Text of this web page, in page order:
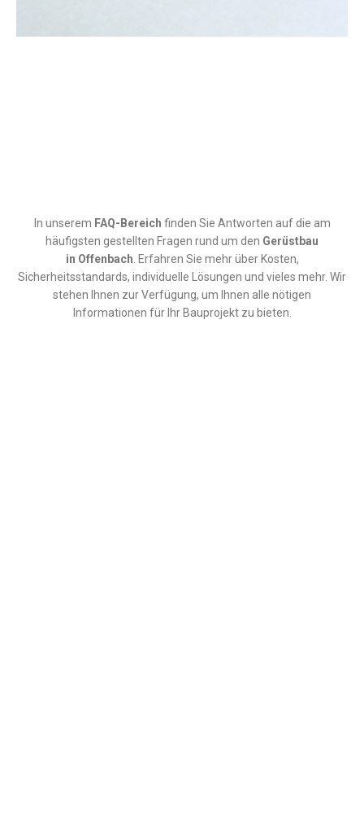
In unserem FAQ-Bereich finden Sie Antworten auf die am
häufigsten gestellten Fragen rund um den Gerüstbau
in Offenbach . Erfahren Sie mehr über Kosten,
Sicherheitsstandards, individuelle Lösungen und vieles mehr. Wir
stehen Ihnen zur Verfügung, um Ihnen alle nötigen
Informationen für Ihr Bauprojekt zu bieten.